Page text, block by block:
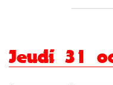
Jeudi 31